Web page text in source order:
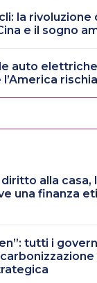
la rivoluzione
e il sogno
auto
alla casa,
una finanza
tutti i